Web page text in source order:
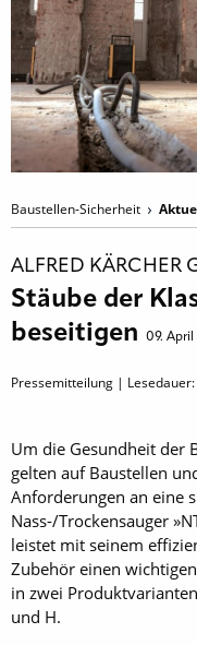
Baustellen-Sicherheit
ALFRED KÄRCHER
Stäube der
beseitigen
09. April
Pressemitteilung | Lesedauer:
Um die Gesundheit der
gelten auf Baustellen
Anforderungen an eine
Nass-/Trockensauger
leistet mit seinem
Zubehör einen
in zwei
und H.